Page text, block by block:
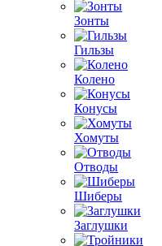
Зонты
Гильзы
Колено
Конусы
Хомуты
Отводы
Шиберы
Заглушки